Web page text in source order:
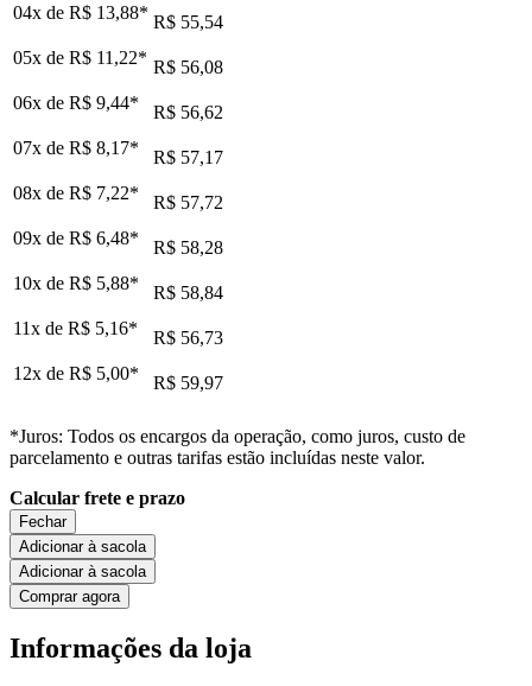
04x de R$ 13,88* R$ 55,54
05x de R$ 11,22* R$ 56,08
06x de R$ 9,44*
R$ 56,62
07x de R$ 8,17*
R$ 57,17
08x de R$ 7,22*
R$ 57,72
09x de R$ 6,48*
R$ 58,28
10x de R$ 5,88*
R$ 58,84
11x de R$ 5,16*
R$ 56,73
12x de R$ 5,00* R$ 59,97
*Juros: Todos os encargos da operação, como juros, custo de
parcelamento e outras tarifas estão incluídas neste valor.
Calcular frete e prazo
Fechar
Adicionar à sacola
Adicionar à sacola
Comprar agora
Informações da loja